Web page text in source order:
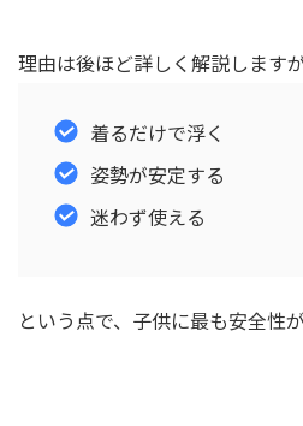
理由は後ほど詳しく解説しますが
着るだけで浮く
姿勢が安定する
迷わず使える
という点で、子供に最も安全性